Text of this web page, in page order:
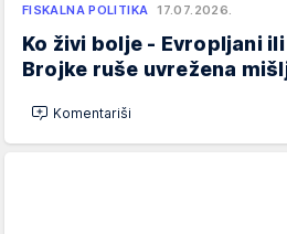
FISKALNA POLITIKA 17.07.2026.
Ko živi bolje - Evropljani
Brojke ruše uvrežena
Komentariši